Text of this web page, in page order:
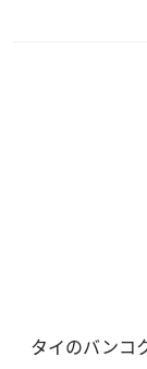
タイのバンコ